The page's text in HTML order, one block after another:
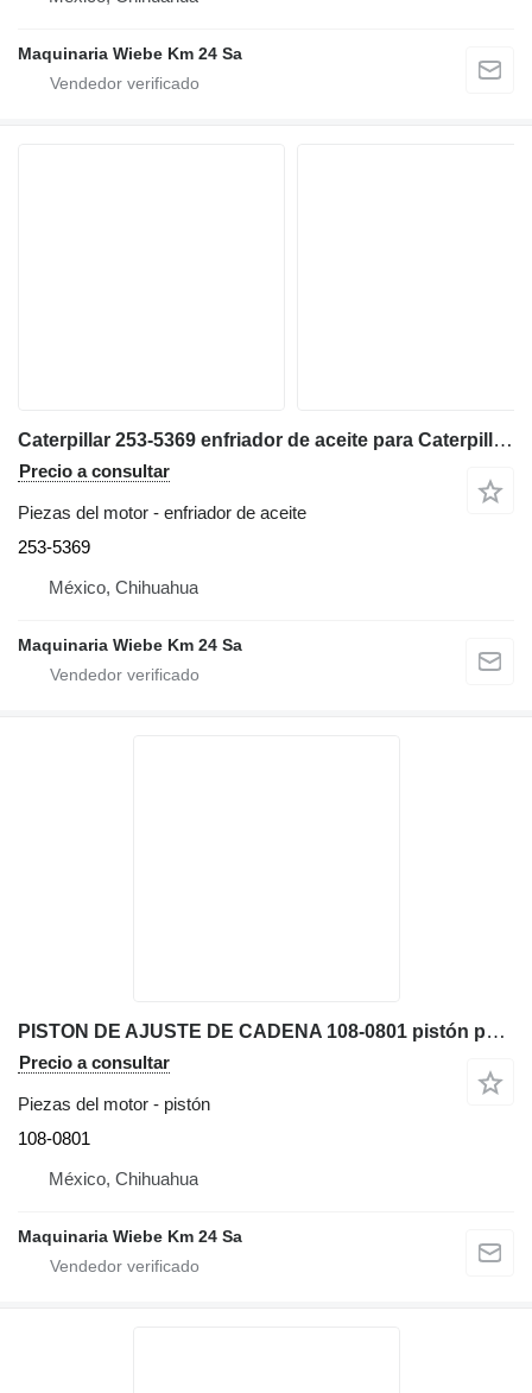
Maquinaria Wiebe Km 24 Sa
Caterpillar 253-5369 enfriador de aceite para Caterpillar D6T bulldozer
Precio a consultar
Piezas del motor - enfriador de aceite
253-5369
México, Chihuahua
Maquinaria Wiebe Km 24 Sa
PISTON DE AJUSTE DE CADENA 108-0801 pistón para Caterpillar D6N XL bulldozer
Precio a consultar
Piezas del motor - pistón
108-0801
México, Chihuahua
Maquinaria Wiebe Km 24 Sa